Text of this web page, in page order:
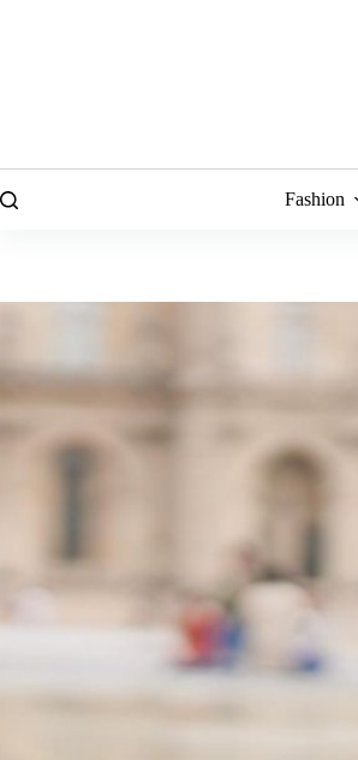
Fashion